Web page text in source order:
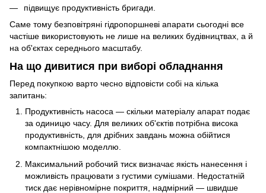
підвищує продуктивність бригади.
Саме тому безповітряні гідропоршневі апарати сьогодні все
частіше використовують не лише на великих будівництвах, а й
на об'єктах середнього масштабу.
На що дивитися при виборі обладнання
Перед покупкою варто чесно відповісти собі на кілька
запитань:
Продуктивність насоса — скільки матеріалу апарат подає
за одиницю часу. Для великих об'єктів потрібна висока
продуктивність, для дрібних завдань можна обійтися
компактнішою моделлю.
Максимальний робочий тиск визначає якість нанесення і
можливість працювати з густими сумішами. Недостатній
тиск дає нерівномірне покриття, надмірний — швидше